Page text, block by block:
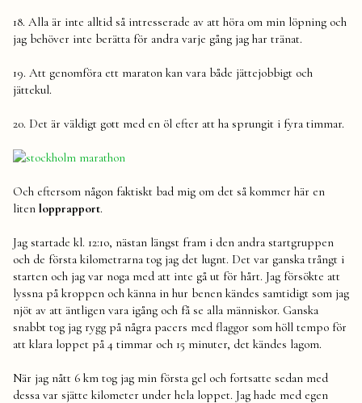
18. Alla är inte alltid så intresserade av att höra om min löpning och
jag behöver inte berätta för andra varje gång jag har tränat.
19. Att genomföra ett maraton kan vara både jättejobbigt och
jättekul.
20. Det är väldigt gott med en öl efter att ha sprungit i fyra timmar.
Och eftersom någon faktiskt bad mig om det så kommer här en
liten lopprapport.
Jag startade kl. 12:1o, nästan längst fram i den andra startgruppen
och de första kilometrarna tog jag det lugnt. Det var ganska trångt i
starten och jag var noga med att inte gå ut för hårt. Jag försökte att
lyssna på kroppen och känna in hur benen kändes samtidigt som jag
njöt av att äntligen vara igång och få se alla människor. Ganska
snabbt tog jag rygg på några pacers med flaggor som höll tempo för
att klara loppet på 4 timmar och 15 minuter, det kändes lagom.
När jag nått 6 km tog jag min första gel och fortsatte sedan med
dessa var sjätte kilometer under hela loppet. Jag hade med egen